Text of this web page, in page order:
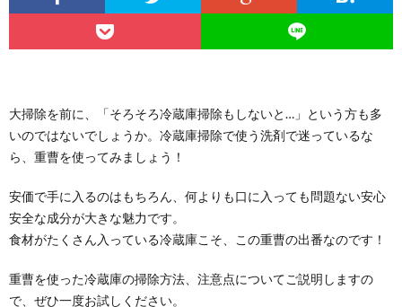
大掃除を前に、「そろそろ冷蔵庫掃除もしないと…」という方も多
いのではないでしょうか。冷蔵庫掃除で使う洗剤で迷っているな
ら、重曹を使ってみましょう！
安価で手に入るのはもちろん、何よりも口に入っても問題ない安心
安全な成分が大きな魅力です。
食材がたくさん入っている冷蔵庫こそ、この重曹の出番なのです！
重曹を使った冷蔵庫の掃除方法、注意点についてご説明しますの
で、ぜひ一度お試しください。